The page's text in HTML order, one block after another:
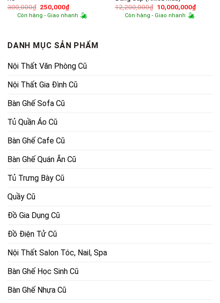
300,000₫ Giá
gốc
là:
250,000₫Giá
hiện
tại
Còn hàng - Giao nhanh
12,200,000₫ Giá
gốc
là:
10,000,000₫Giá
hiện
Còn hàng - Giao nhanh
DANH MỤC SẢN PHẨM
Nội Thất Văn Phòng Cũ
Nội Thất Gia Đình Cũ
Bàn Ghế Sofa Cũ
Tủ Quần Áo Cũ
Bàn Ghế Cafe Cũ
Bàn Ghế Quán Ăn Cũ
Tủ Trưng Bày Cũ
Quầy Cũ
Đồ Gia Dụng Cũ
Đồ Điện Tử Cũ
Nội Thất Salon Tóc, Nail, Spa
Bàn Ghế Học Sinh Cũ
Bàn Ghế Nhựa Cũ